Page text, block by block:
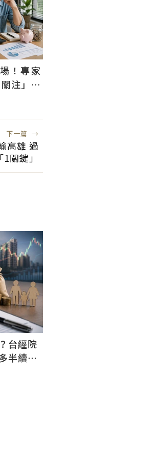
！專家
注」：
下一篇 →
高雄 過
關鍵」
台經院
半續留